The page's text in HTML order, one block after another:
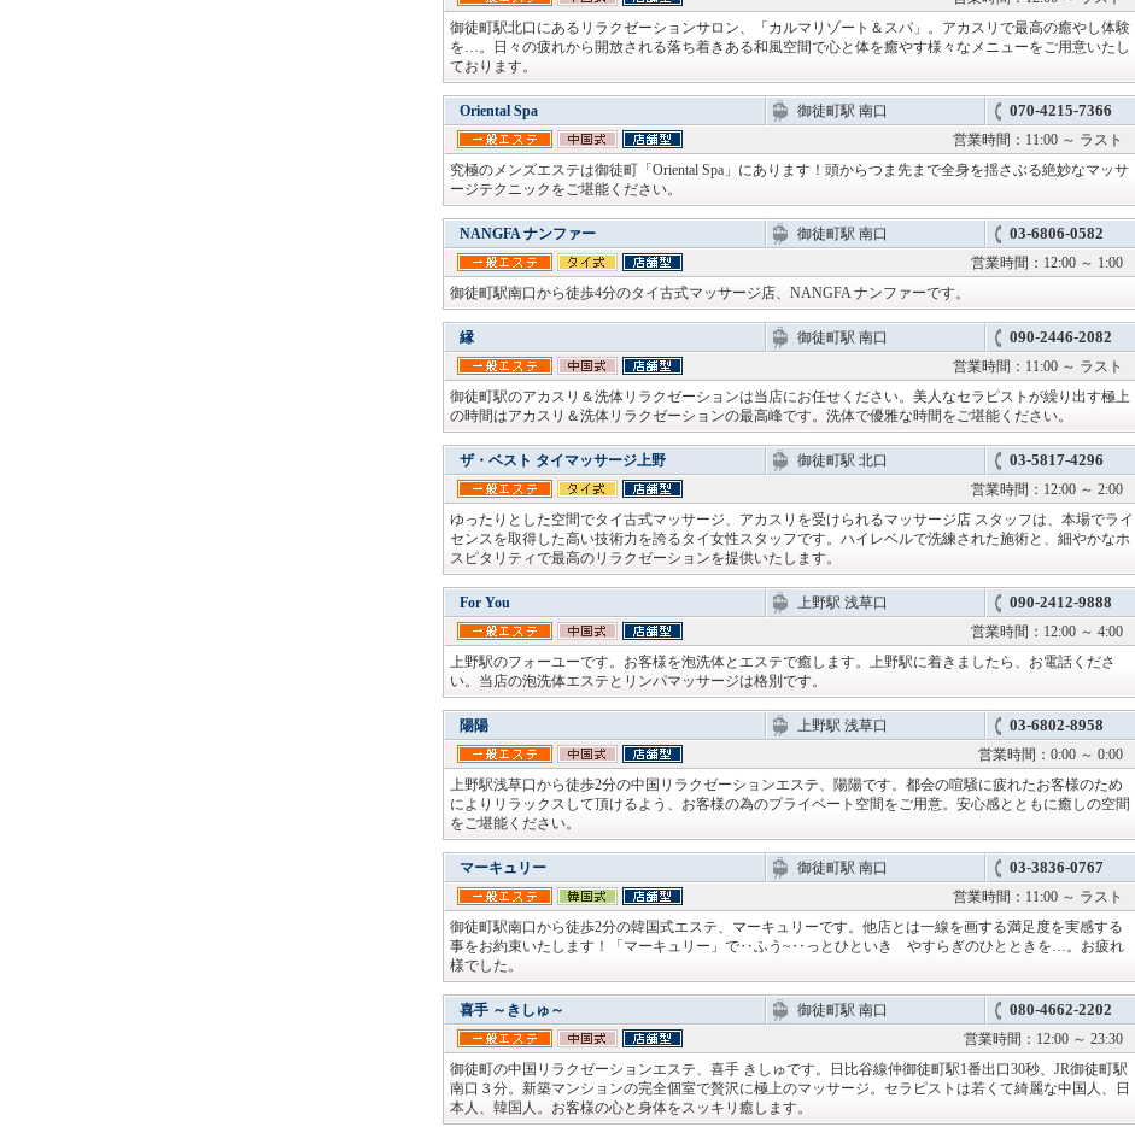
御徒町駅北口にあるリラクゼーションサロン、「カルマリゾート＆スパ」。アカスリで最高の癒やし体験
を…。日々の疲れから開放される落ち着きある和風空間で心と体を癒やす様々なメニューをご用意いたし
ております。
Oriental Spa 御徒町駅 南口 070-4215-7366
営業時間：11:00 ～ ラスト
究極のメンズエステは御徒町「Oriental Spa」にあります！頭からつま先まで全身を揺さぶる絶妙なマッサ
ージテクニックをご堪能ください。
NANGFA ナンファー 御徒町駅 南口 03-6806-0582
営業時間：12:00 ～ 1:00
御徒町駅南口から徒歩4分のタイ古式マッサージ店、NANGFA ナンファーです。
縁 御徒町駅 南口 090-2446-2082
営業時間：11:00 ～ ラスト
御徒町駅のアカスリ＆洗体リラクゼーションは当店にお任せください。美人なセラピストが繰り出す極上
の時間はアカスリ＆洗体リラクゼーションの最高峰です。洗体で優雅な時間をご堪能ください。
​ザ・ベスト タイマッサージ上野 御徒町駅 北口 03-5817-4296
営業時間：12:00 ～ 2:00
ゆったりとした空間でタイ古式マッサージ、アカスリを受けられるマッサージ店 スタッフは、本場でライ
センスを取得した高い技術力を誇るタイ女性スタッフです。ハイレベルで洗練された施術と、細やかなホ
スピタリティで最高のリラクゼーションを提供いたします。
For You 上野駅 浅草口 090-2412-9888
営業時間：12:00 ～ 4:00
上野駅のフォーユーです。お客様を泡洗体とエステで癒します。上野駅に着きましたら、お電話くださ
い。当店の泡洗体エステとリンパマッサージは格別です。
陽陽 上野駅 浅草口 03-6802-8958
営業時間：0:00 ～ 0:00
上野駅浅草口から徒歩2分の中国リラクゼーションエステ、陽陽です。都会の喧騒に疲れたお客様のため
によりリラックスして頂けるよう、お客様の為のプライベート空間をご用意。安心感とともに癒しの空間
をご堪能ください。
マーキュリー 御徒町駅 南口 03-3836-0767
営業時間：11:00 ～ ラスト
御徒町駅南口から徒歩2分の韓国式エステ、マーキュリーです。他店とは一線を画する満足度を実感する
事をお約束いたします！「マーキュリー」で‥ふう~‥っとひといき やすらぎのひとときを…。お疲れ
様でした。
喜手 ～きしゅ～ 御徒町駅 南口 080-4662-2202
営業時間：12:00 ～ 23:30
御徒町の中国リラクゼーションエステ、喜手 きしゅです。日比谷線仲御徒町駅1番出口30秒、JR御徒町駅
南口３分。新築マンションの完全個室で贅沢に極上のマッサージ。セラピストは若くて綺麗な中国人、日
本人、韓国人。お客様の心と身体をスッキリ癒します。